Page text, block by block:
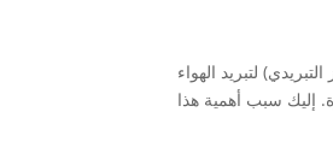
لتبريد الهواء
إليك سبب أهمية هذا